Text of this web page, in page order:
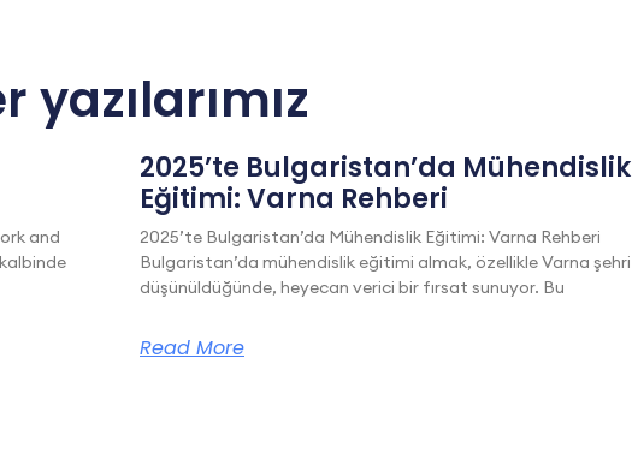
yazılarımız
and
2025’te Bulgaristan’da Mühendislik
Eğitimi: Varna Rehberi
2025’te Bulgaristan’da Mühendislik Eğitimi: Varna Rehberi
Bulgaristan’da mühendislik eğitimi almak, özellikle Varna şehri
düşünüldüğünde, heyecan verici bir fırsat sunuyor. Bu
Read More